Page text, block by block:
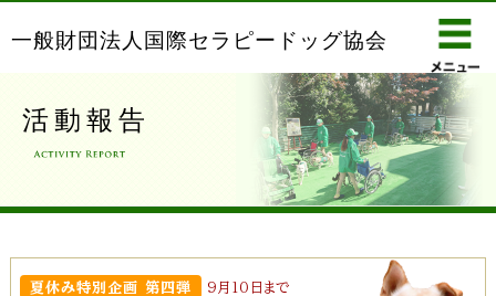
一般財団法人国際セラピードッグ協会
活動報告
夏休み特別企画 第四弾 9月10日まで